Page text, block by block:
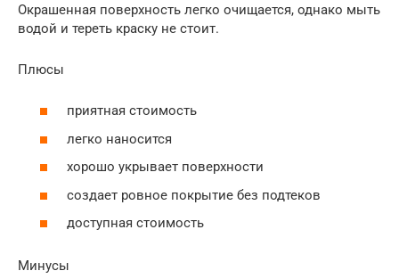
Окрашенная поверхность легко очищается, однако мыть
водой и тереть краску не стоит.
Плюсы
приятная стоимость
легко наносится
хорошо укрывает поверхности
создает ровное покрытие без подтеков
доступная стоимость
Минусы